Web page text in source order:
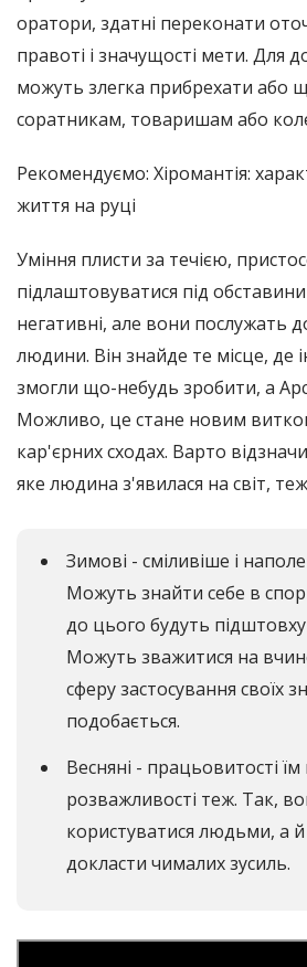
оратори, здатні переконати
правоті і значущості мети. Для
можуть злегка прибрехати або
соратникам, товаришам або
Рекомендуємо: Хіромантія:
життя на руці
Уміння плисти за течією,
підлаштовуватися під
негативні, але вони послужать
людини. Він знайде те місце, де
змогли що-небудь зробити, а
Можливо, це стане новим
кар'єрних сходах. Варто
яке людина з'явилася на світ,
Зимові - сміливіше і
Можуть знайти себе в
до цього будуть
Можуть зважитися на
сферу застосування своїх
подобається.
Весняні - працьовитості
розважливості теж. Так,
користуватися людьми, а й
докласти чималих зусиль.